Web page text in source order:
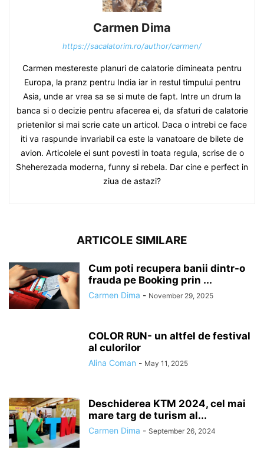
Carmen Dima
https://sacalatorim.ro/author/carmen/
Carmen mestereste planuri de calatorie dimineata pentru
Europa, la pranz pentru India iar in restul timpului pentru
Asia, unde ar vrea sa se si mute de fapt. Intre un drum la
banca si o decizie pentru afacerea ei, da sfaturi de calatorie
prietenilor si mai scrie cate un articol. Daca o intrebi ce face
iti va raspunde invariabil ca este la vanatoare de bilete de
avion. Articolele ei sunt povesti in toata regula, scrise de o
Sheherezada moderna, funny si rebela. Dar cine e perfect in
ziua de astazi?
ARTICOLE SIMILARE
Cum poti recupera banii dintr-o
frauda pe Booking prin ...
Carmen Dima - November 29, 2025
COLOR RUN- un altfel de festival
al culorilor
Alina Coman - May 11, 2025
Deschiderea KTM 2024, cel mai
mare targ de turism al...
Carmen Dima - September 26, 2024